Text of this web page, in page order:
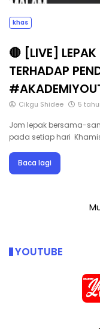
khas
🔴 [LIVE] LEPAK
TERHADAP
Cikgu Shidee 5
Jom lepak bersama-
pada setiap hari
Baca lagi
YOUTUBE